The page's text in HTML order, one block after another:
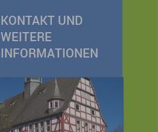
KONTAKT UND
WEITERE
INFORMATIONEN